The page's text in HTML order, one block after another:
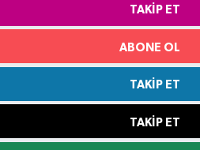
TAKIP ET
ABONE OL
TAKIP ET
TAKIP ET